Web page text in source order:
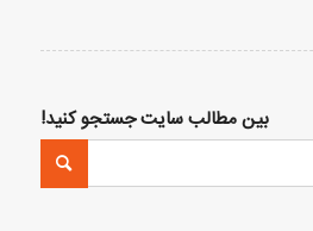
بین مطالب سایت جستجو کنید!